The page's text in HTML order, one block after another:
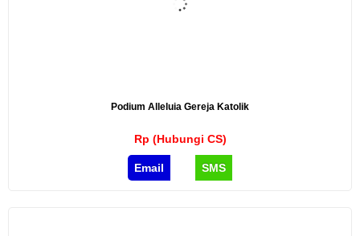
Podium Alleluia Gereja Katolik
Rp (Hubungi CS)
Email SMS